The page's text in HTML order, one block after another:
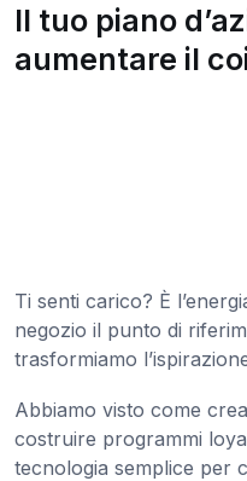
Il tuo piano
aumentare il
Ti senti carico? È
negozio il punto di
trasformiamo
Abbiamo visto come
costruire programmi
tecnologia semplice per